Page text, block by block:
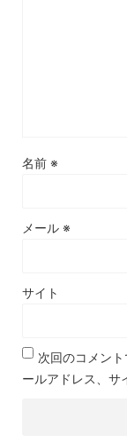
名前 ※
メール ※
サイト
次回のコメン
ールアドレス、サ